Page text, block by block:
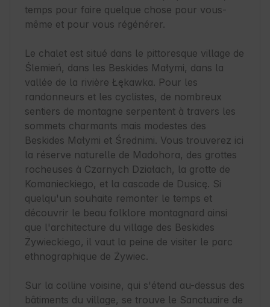
temps pour faire quelque chose pour vous-
même et pour vous régénérer.
Le chalet est situé dans le pittoresque village de
Ślemień, dans les Beskides Małymi, dans la
vallée de la rivière Łękawka. Pour les
randonneurs et les cyclistes, de nombreux
sentiers de montagne serpentent à travers les
sommets charmants mais modestes des
Beskides Małymi et Średnimi. Vous trouverez ici
la réserve naturelle de Madohora, des grottes
rocheuses à Czarnych Działach, la grotte de
Komanieckiego, et la cascade de Dusicę. Si
quelqu'un souhaite remonter le temps et
découvrir le beau folklore montagnard ainsi
que l'architecture du village des Beskides
Żywieckiego, il vaut la peine de visiter le parc
ethnographique de Żywiec.
Sur la colline voisine, qui s'étend au-dessus des
bâtiments du village, se trouve le Sanctuaire de